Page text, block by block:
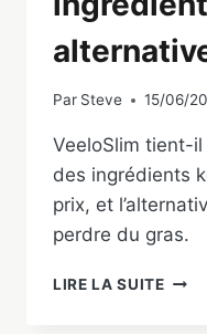
Par Steve 15/06/
VeeloSlim tient-
des ingrédients
prix, et
perdre du gras.
LIRE LA SUITE